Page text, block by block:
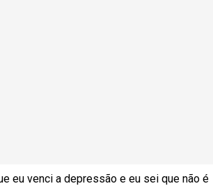
eu venci a depressão e eu sei que não é